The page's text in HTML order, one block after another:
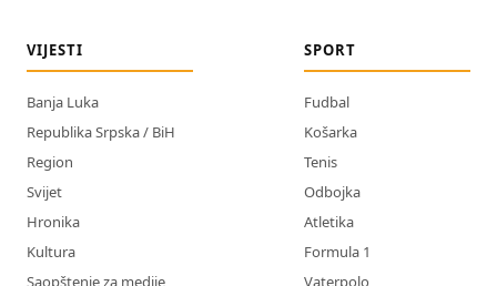
VIJESTI
Banja Luka
Republika Srpska / BiH
Region
Svijet
Hronika
Kultura
Saopštenje za medije
SPORT
Fudbal
Košarka
Tenis
Odbojka
Atletika
Formula 1
Vaterpolo